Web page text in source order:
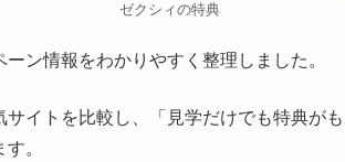
ゼクシィの特典
ン情報をわかりやすく整理しました。
イトを比較し、「見学だけでも特典が
。